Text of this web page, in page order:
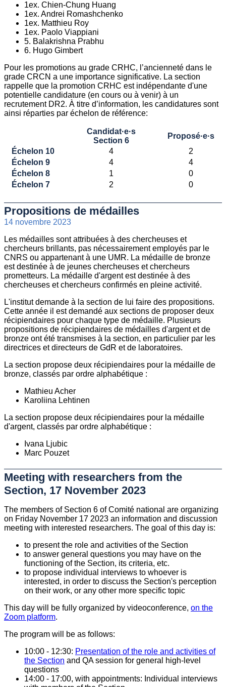
1ex. Chien-Chung Huang
1ex. Andrei Romashchenko
1ex. Matthieu Roy
1ex. Paolo Viappiani
5. Balakrishna Prabhu
6. Hugo Gimbert
Pour les promotions au grade CRHC, l’ancienneté dans le
grade CRCN a une importance significative. La section
rappelle que la promotion CRHC est indépendante d'une
potentielle candidature (en cours ou à venir) à un
recrutement DR2. À titre d’information, les candidatures sont
ainsi réparties par échelon de référence:
Candidat·e·s
Section 6
Proposé·e·s
Échelon 10
4
2
Échelon 9
4
4
Échelon 8
1
0
Échelon 7
2 0
Propositions de médailles
14 novembre 2023
Les médailles sont attribuées à des chercheuses et
chercheurs brillants, pas nécessairement employés par le
CNRS ou appartenant à une UMR. La médaille de bronze
est destinée à de jeunes chercheuses et chercheurs
prometteurs. La médaille d'argent est destinée à des
chercheuses et chercheurs confirmés en pleine activité.
L'institut demande à la section de lui faire des propositions.
Cette année il est demandé aux sections de proposer deux
récipiendaires pour chaque type de médaille. Plusieurs
propositions de récipiendaires de médailles d'argent et de
bronze ont été transmises à la section, en particulier par les
directrices et directeurs de GdR et de laboratoires.
La section propose deux récipiendaires pour la médaille de
bronze, classés par ordre alphabétique :
Mathieu Acher
Karoliina Lehtinen
La section propose deux récipiendaires pour la médaille
d'argent, classés par ordre alphabétique :
Ivana Ljubic
Marc Pouzet
Meeting with researchers from the
Section, 17 November 2023
The members of Section 6 of Comité national are organizing
on Friday November 17 2023 an information and discussion
meeting with interested researchers. The goal of this day is:
to present the role and activities of the Section
to answer general questions you may have on the
functioning of the Section, its criteria, etc.
to propose individual interviews to whoever is
interested, in order to discuss the Section's perception
on their work, or any other more specific topic
This day will be fully organized by videoconference, on the
Zoom platform.
The program will be as follows:
10:00 - 12:30: Presentation of the role and activities of
the Section and QA session for general high-level
questions
14:00 - 17:00, with appointments: Individual interviews